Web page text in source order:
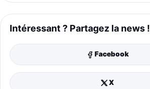
Intéressant ? Partagez la news !
Facebook
X